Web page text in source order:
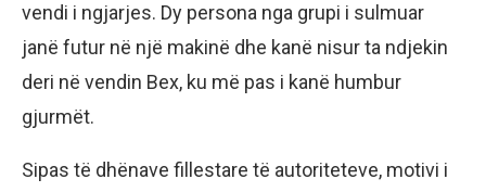
vendi i ngjarjes. Dy persona nga grupi i sulmuar
janë futur në një makinë dhe kanë nisur ta ndjekin
deri në vendin Bex, ku më pas i kanë humbur
gjurmët.
Sipas të dhënave fillestare të autoriteteve, motivi i